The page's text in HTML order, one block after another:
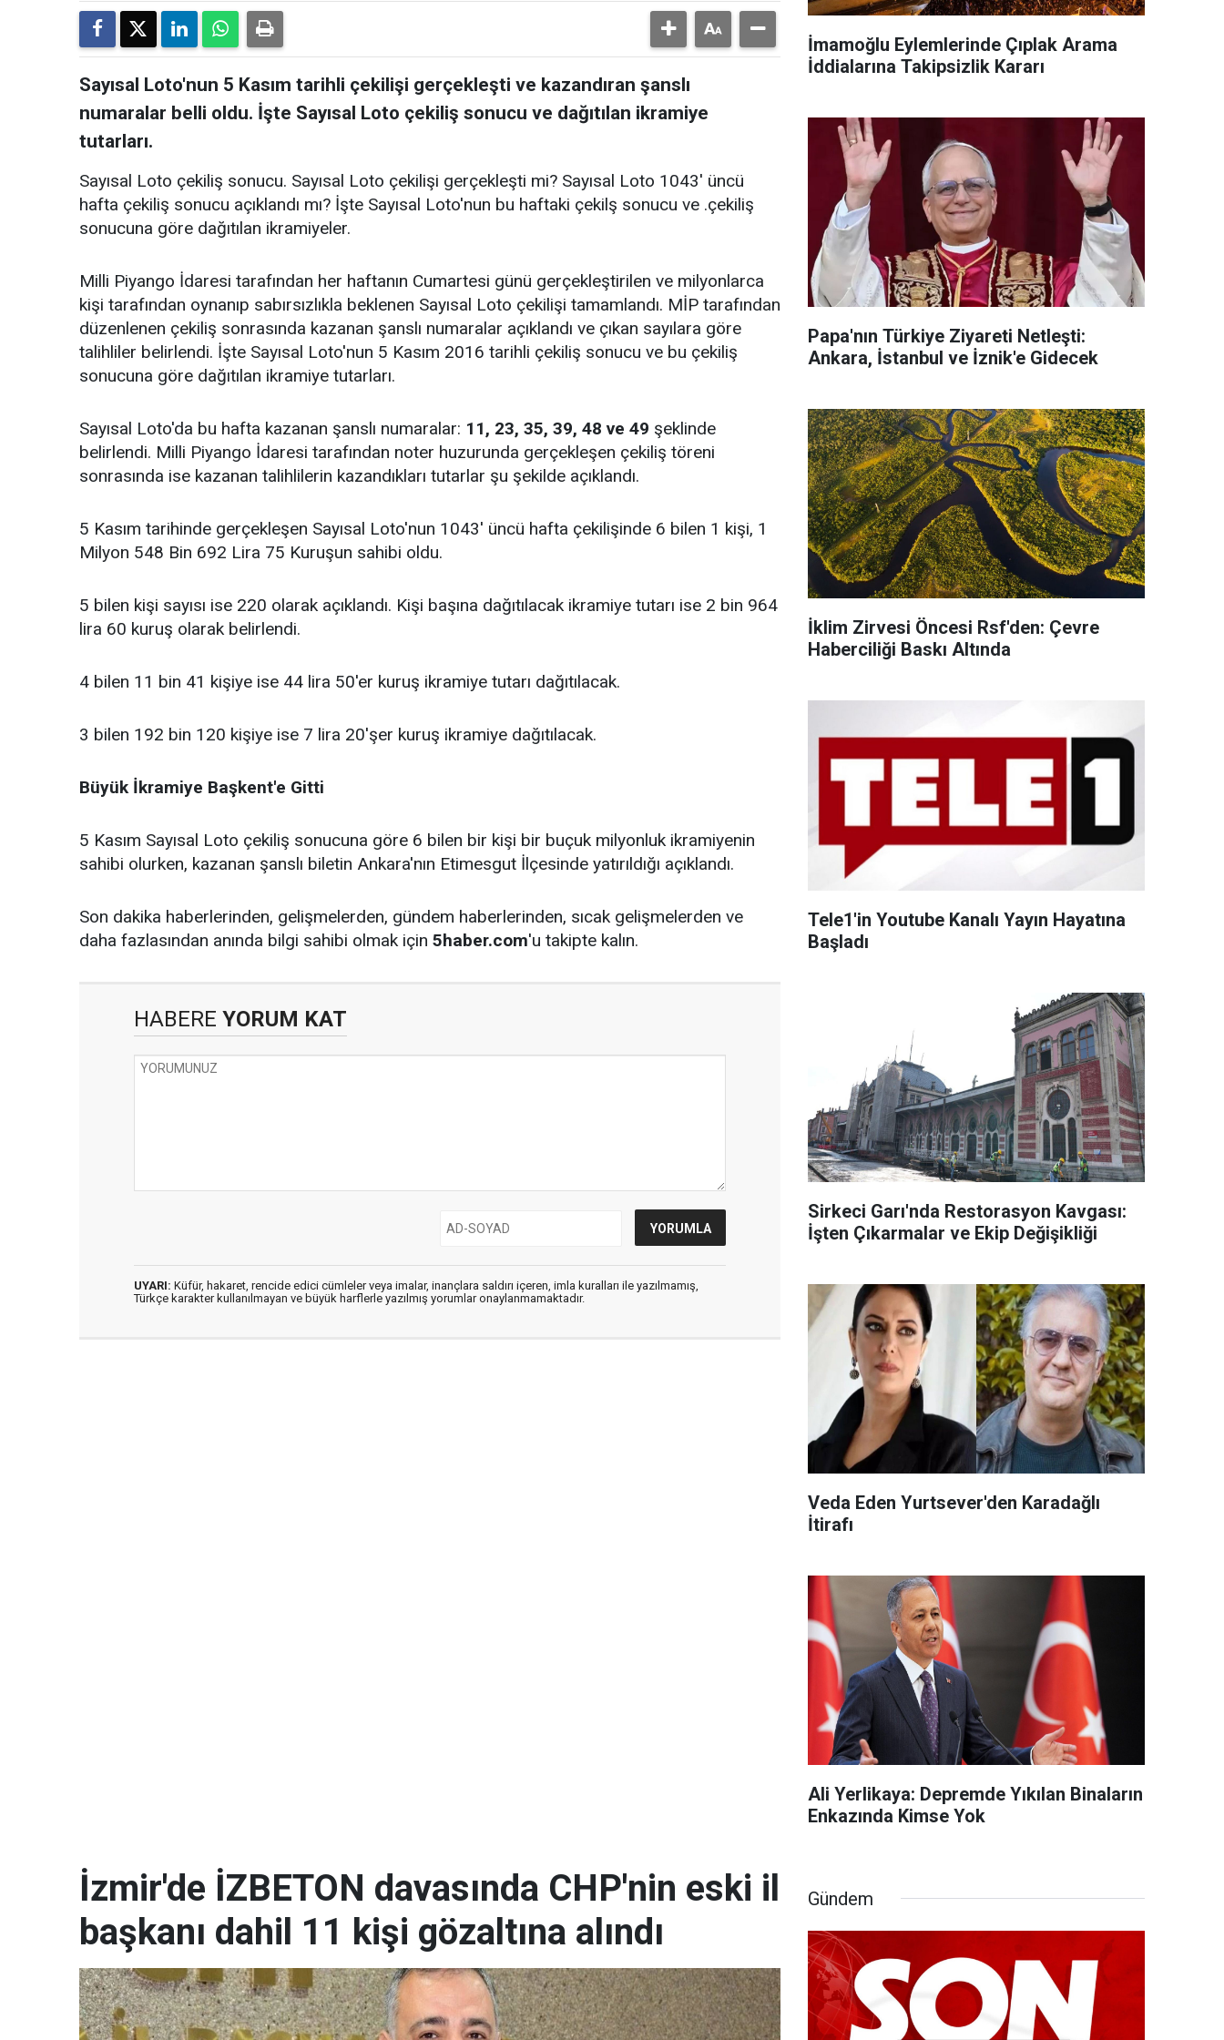
Sayısal Loto'nun 5 Kasım tarihli çekilişi gerçekleşti ve kazandıran şanslı
numaralar belli oldu. İşte Sayısal Loto çekiliş sonucu ve dağıtılan ikramiye
tutarları.
Sayısal Loto çekiliş sonucu. Sayısal Loto çekilişi gerçekleşti mi? Sayısal Loto 1043' üncü
hafta çekiliş sonucu açıklandı mı? İşte Sayısal Loto'nun bu haftaki çekilş sonucu ve .çekiliş
sonucuna göre dağıtılan ikramiyeler.
Milli Piyango İdaresi tarafından her haftanın Cumartesi günü gerçekleştirilen ve milyonlarca
kişi tarafından oynanıp sabırsızlıkla beklenen Sayısal Loto çekilişi tamamlandı. MİP tarafından
düzenlenen çekiliş sonrasında kazanan şanslı numaralar açıklandı ve çıkan sayılara göre
talihliler belirlendi. İşte Sayısal Loto'nun 5 Kasım 2016 tarihli çekiliş sonucu ve bu çekiliş
sonucuna göre dağıtılan ikramiye tutarları.
Sayısal Loto'da bu hafta kazanan şanslı numaralar: 11, 23, 35, 39, 48 ve 49 şeklinde
belirlendi. Milli Piyango İdaresi tarafından noter huzurunda gerçekleşen çekiliş töreni
sonrasında ise kazanan talihlilerin kazandıkları tutarlar şu şekilde açıklandı.
5 Kasım tarihinde gerçekleşen Sayısal Loto'nun 1043' üncü hafta çekilişinde 6 bilen 1 kişi, 1
Milyon 548 Bin 692 Lira 75 Kuruşun sahibi oldu.
5 bilen kişi sayısı ise 220 olarak açıklandı. Kişi başına dağıtılacak ikramiye tutarı ise 2 bin 964
lira 60 kuruş olarak belirlendi.
4 bilen 11 bin 41 kişiye ise 44 lira 50'er kuruş ikramiye tutarı dağıtılacak.
3 bilen 192 bin 120 kişiye ise 7 lira 20'şer kuruş ikramiye dağıtılacak.
Büyük İkramiye Başkent'e Gitti
5 Kasım Sayısal Loto çekiliş sonucuna göre 6 bilen bir kişi bir buçuk milyonluk ikramiyenin
sahibi olurken, kazanan şanslı biletin Ankara'nın Etimesgut İlçesinde yatırıldığı açıklandı.
Son dakika haberlerinden, gelişmelerden, gündem haberlerinden, sıcak gelişmelerden ve
daha fazlasından anında bilgi sahibi olmak için 5haber.com'u takipte kalın.
HABERE YORUM KAT
UYARI: Küfür, hakaret, rencide edici cümleler veya imalar, inançlara saldırı içeren, imla kuralları ile yazılmamış,
Türkçe karakter kullanılmayan ve büyük harflerle yazılmış yorumlar onaylanmamaktadır.
İmamoğlu Eylemlerinde Çıplak Arama
İddialarına Takipsizlik Kararı
Papa'nın Türkiye Ziyareti Netleşti:
Ankara, İstanbul ve İznik'e Gidecek
İklim Zirvesi Öncesi Rsf'den: Çevre
Haberciliği Baskı Altında
Tele1'in Youtube Kanalı Yayın Hayatına
Başladı
Sirkeci Garı'nda Restorasyon Kavgası:
İşten Çıkarmalar ve Ekip Değişikliği
Veda Eden Yurtsever'den Karadağlı
İtirafı
Ali Yerlikaya: Depremde Yıkılan Binaların
Enkazında Kimse Yok
İzmir'de İZBETON davasında CHP'nin eski il
başkanı dahil 11 kişi gözaltına alındı
Gündem